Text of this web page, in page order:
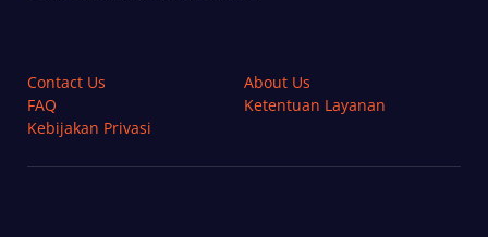
Contact Us
About Us
FAQ
Ketentuan Layanan
Kebijakan Privasi